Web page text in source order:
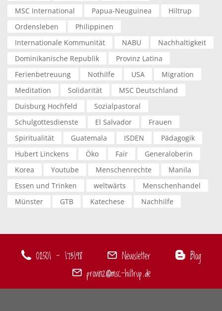
MSC International
Papua-Neuguinea
Hiltrup
Ordensleben
Philippinen
Internationale Kommunität
NABU
Nachhaltigkeit
Dominikanische Republik
Provinz Latina
Ferienbetreuung
Nothilfe USA
Migration
Meditation
Solidarität
MSC Deutschland
Duisburg Hochfeld
Sozialpastoral
Schulgottesdienste
El Salvador
Frauen
Spiritualität
Guatemala ISDEN
Pädagogik
Hubert Linckens
Öko Fair
Generaloberin
Korea
Youtube Menschenrechte
Manila
Essen und Trinken
weltwärts
Menschenhandel
Münster
GTB Katechese Nachhilfe
02501 - 173198 Newsletter
Blog
provinz@msc-hiltrup.de